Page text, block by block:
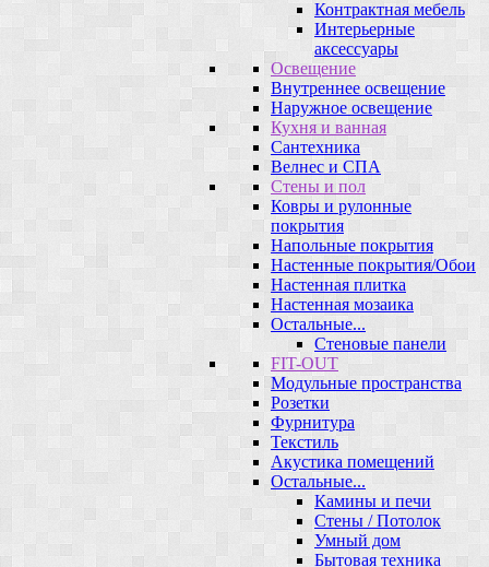
Контрактная мебель
Интерьерные
аксессуары
Освещение
Внутреннее освещение
Наружное освещение
Кухня и ванная
Сантехника
Велнес и СПА
Стены и пол
Ковры и рулонные
покрытия
Напольные покрытия
Настенные покрытия/Обои
Настенная плитка
Настенная мозаика
Остальные...
Стеновые панели
FIT-OUT
Модульные пространства
Розетки
Фурнитура
Текстиль
Акустика помещений
Остальные...
Камины и печи
Стены / Потолок
Умный дом
Бытовая техника